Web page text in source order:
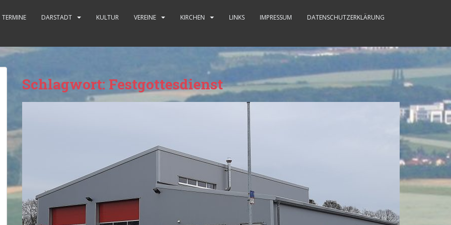
TERMINE DARSTADT KULTUR VEREINE KIRCHEN LINKS IMPRESSUM DATENSCHUTZERKLÄRUNG
Schlagwort: Festgottesdienst